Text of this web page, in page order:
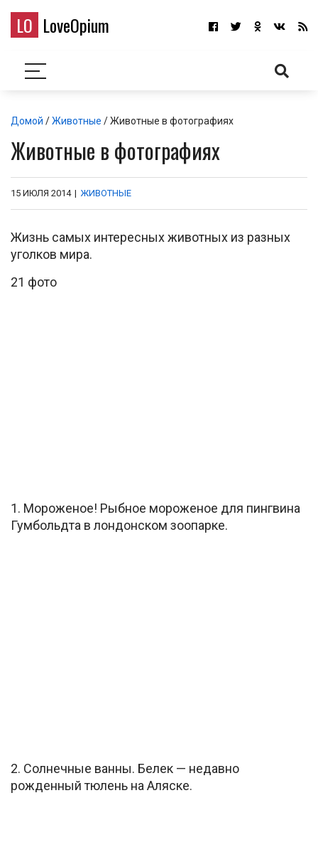
LO LoveOpium
Домой /Животные / Животные в фотографиях
Животные в фотографиях
15 ИЮЛЯ 2014 | ЖИВОТНЫЕ
Жизнь самых интересных животных из разных
уголков мира.
21 фото
1. Мороженое! Рыбное мороженое для пингвина
Гумбольдта в лондонском зоопарке.
2. Солнечные ванны. Белек — недавно
рожденный тюлень на Аляске.